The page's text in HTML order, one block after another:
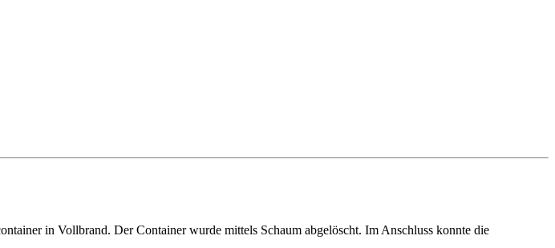
in Vollbrand. Der Container wurde mittels Schaum abgelöscht. Im Anschluss konnte die